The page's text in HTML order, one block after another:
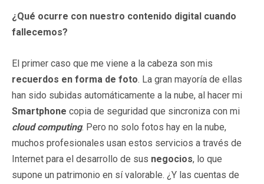
¿Qué ocurre con nuestro contenido digital cuando
fallecemos?
El primer caso que me viene a la cabeza son mis
recuerdos en forma de foto. La gran mayoría de ellas
han sido subidas automáticamente a la nube, al hacer mi
Smartphone copia de seguridad que sincroniza con mi
cloud computing. Pero no solo fotos hay en la nube,
muchos profesionales usan estos servicios a través de
Internet para el desarrollo de sus negocios, lo que
supone un patrimonio en sí valorable. ¿Y las cuentas de